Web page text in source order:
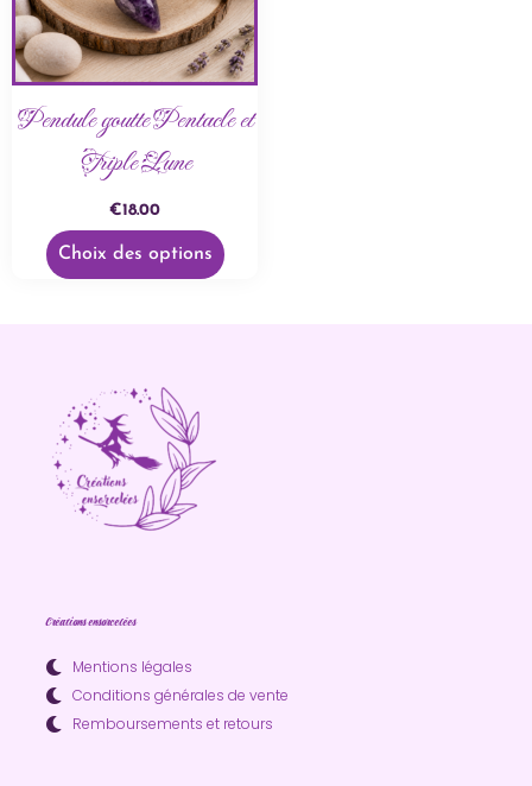
Pendule goutte Pentacle et
Triple Lune
€18.00
Choix des options
Créations ensorcelées
Mentions légales
Conditions générales de vente
Remboursements et retours